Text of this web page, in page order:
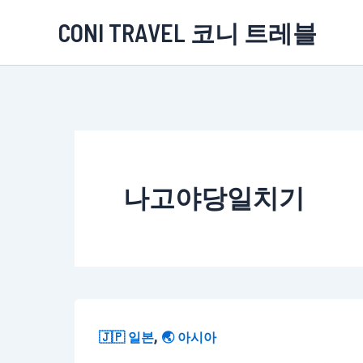
츠
CONI TRAVEL 코니 트레블
나고야당일치기
🇯🇵 일본, 🌏 아시아